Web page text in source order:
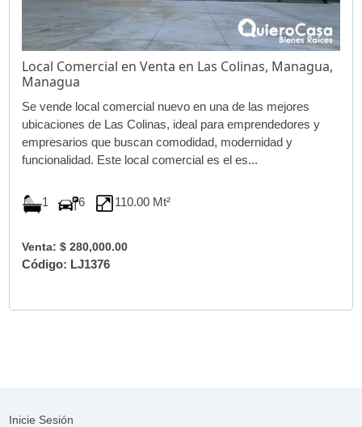
Local Comercial en Venta en Las Colinas, Managua,
Managua
Se vende local comercial nuevo en una de las mejores
ubicaciones de Las Colinas, ideal para emprendedores y
empresarios que buscan comodidad, modernidad y
funcionalidad. Este local comercial es el es...
1 6 110.00 Mt²
Venta: $ 280,000.00
Código: LJ1376
Inicie Sesión